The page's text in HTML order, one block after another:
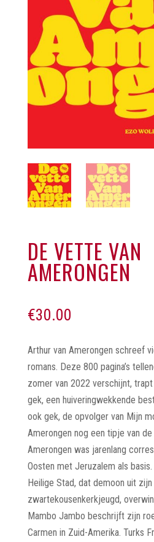
DE VETTE VAN
AMERONGEN
€30.00
Arthur van Amerongen schreef
romans. Deze 800 pagina’s
zomer van 2022 verschijnt,
gek, een huiveringwekkende
ook gek, de opvolger van Mijn
Amerongen nog een tipje van de
Amerongen was jarenlang
Oosten met Jeruzalem als
Heilige Stad, dat demoon uit zijn
zwartekousenkerkjeugd,
Mambo Jambo beschrijft zijn
Carmen in Zuid-Amerika. Turks